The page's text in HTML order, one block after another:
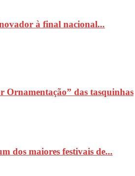
à final nacional...
Ornamentação” das tasquinhas
dos maiores festivais de...